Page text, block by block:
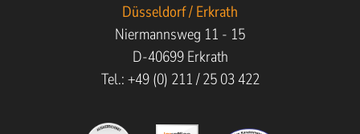
Düsseldorf / Erkrath
Niermannsweg 11 - 15
D-40699 Erkrath
Tel.: +49 (0) 211 / 25 03 422